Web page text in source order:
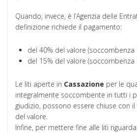
Quando, invece, è l’Agenzia delle
definizione richiede il pagamento:
del 40% del valore
del 15% del valore
Le liti aperte in Cassazione per le
integralmente soccombente in tutti i
giudizio, possono essere chiuse con
del valore.
Infine, per mettere fine alle liti